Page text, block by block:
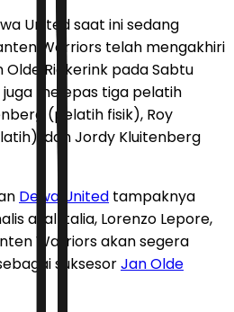
United saat ini sedang
Warriors telah mengakhiri
Riekerink pada Sabtu
melepas tiga pelatih
(pelatih fisik), Roy
dan Jordy Kluitenberg
Dewa United tampaknya
asal Italia, Lorenzo Lepore,
Warriors akan segera
suksesorJan Olde